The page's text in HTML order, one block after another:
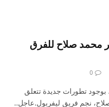
محمد صلاح للفرق
0
بوجود تطورات جديدة تتعلق
نجم فريق ليفربول.عاجل..